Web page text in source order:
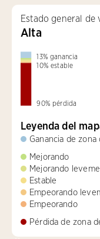
Estado general de
Alta
13% ganancia
10% estable
90% pérdida
Leyenda del
Ganancia de
Mejorando
Mejorando
Estable
Empeorando
Empeorando
Pérdida de zona